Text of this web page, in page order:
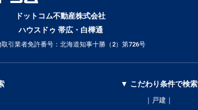
ドットコム不動産株式会社
ハウスドゥ 帯広・白樺通
引業者免許番号：北海道知事十勝（2）第726号
▼ こだわり条件で検索
｜戸建｜